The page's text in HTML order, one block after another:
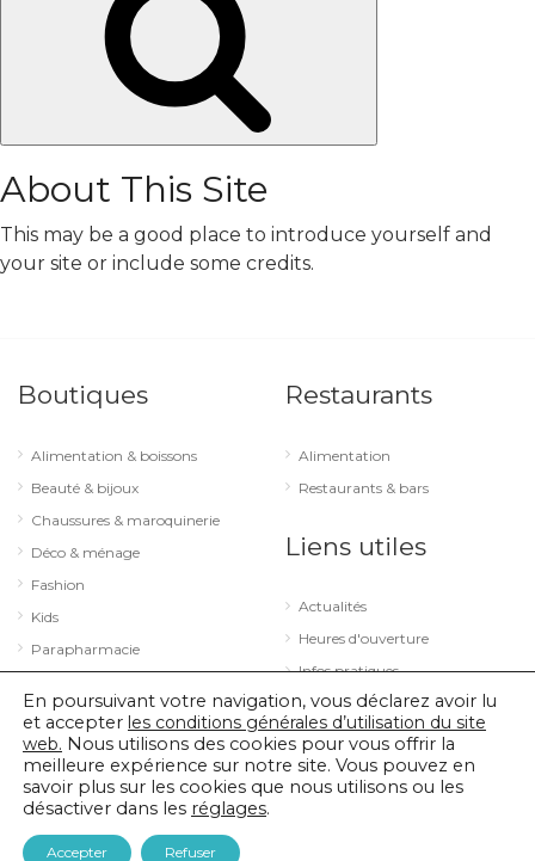
About This Site
This may be a good place to introduce yourself and
your site or include some credits.
Boutiques
Alimentation & boissons
Beauté & bijoux
Chaussures & maroquinerie
Déco & ménage
Fashion
Kids
Parapharmacie
Sport & loisirs
Technologie & optique
Restaurants
Alimentation
Restaurants & bars
Liens utiles
Actualités
Heures d'ouverture
Infos pratiques
© 2026 City Concorde |Mentions légales
En poursuivant votre navigation, vous déclarez avoir lu
et accepter les conditions générales d’utilisation du site
web. Nous utilisons des cookies pour vous offrir la
meilleure expérience sur notre site. Vous pouvez en
savoir plus sur les cookies que nous utilisons ou les
désactiver dans les réglages.
Accepter Refuser